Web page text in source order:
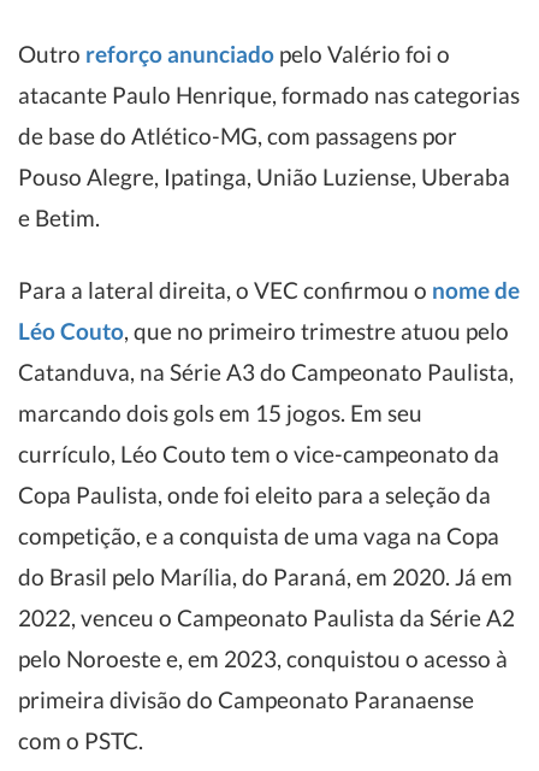
Outro reforço anunciado pelo Valério foi o
atacante Paulo Henrique, formado nas categorias
de base do Atlético-MG, com passagens por
Pouso Alegre, Ipatinga, União Luziense, Uberaba
e Betim.
Para a lateral direita, o VEC confirmou o nome de
Léo Couto , que no primeiro trimestre atuou pelo
Catanduva, na Série A3 do Campeonato Paulista,
marcando dois gols em 15 jogos. Em seu
currículo, Léo Couto tem o vice-campeonato da
Copa Paulista, onde foi eleito para a seleção da
competição, e a conquista de uma vaga na Copa
do Brasil pelo Marília, do Paraná, em 2020. Já em
2022, venceu o Campeonato Paulista da Série A2
pelo Noroeste e, em 2023, conquistou o acesso à
primeira divisão do Campeonato Paranaense
com o PSTC.